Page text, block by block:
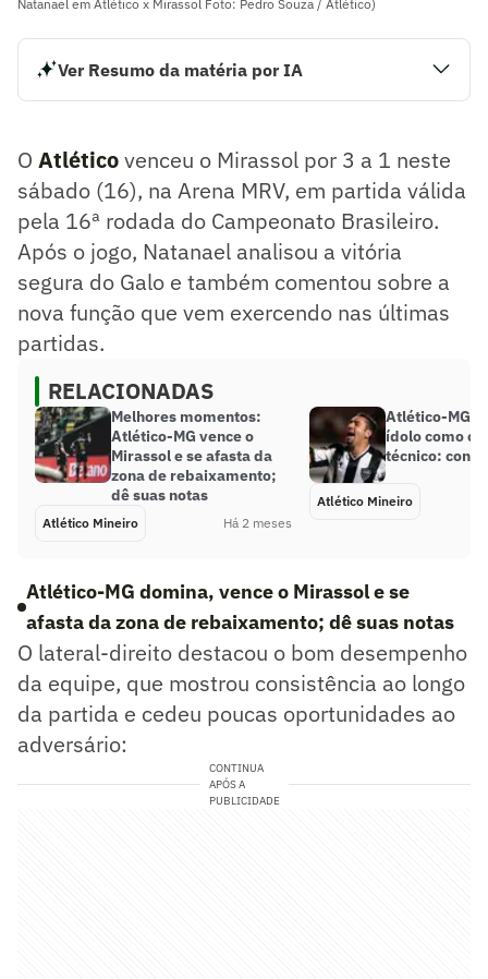
Natanael em Atlético x Mirassol Foto: Pedro Souza / Atlético)
Ver Resumo da matéria por IA
vitória segura do Galo e também comentou sobre a nova
função que vem exercendo nas últimas partidas.
Resumo supervisionado pelo jornalista!
O Atléticovenceu o Mirassol por 3 a 1 neste
sábado (16), na Arena MRV, em partida válida
pela 16ª rodada do Campeonato Brasileiro.
Após o jogo, Natanael analisou a vitória
segura do Galo e também comentou sobre a
nova função que vem exercendo nas últimas
partidas.
RELACIONADAS
Melhores momentos:
Atlético-MG vence o
Mirassol e se afasta da
zona de rebaixamento;
dê suas notas
Atlético Mineiro Há 2 meses
Atlético-MG
ídolo como
técnico:
Atlético Mineiro
Atlético-MG domina, vence o Mirassol e se
afasta da zona de rebaixamento; dê suas notas
O lateral-direito destacou o bom desempenho
da equipe, que mostrou consistência ao longo
da partida e cedeu poucas oportunidades ao
adversário:
CONTINUA
APÓS A
PUBLICIDADE